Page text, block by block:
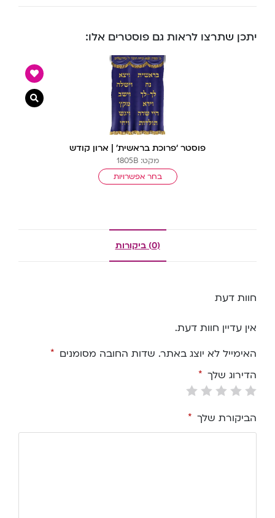
יתכן שתרצו לראות גם פוסטרים אלו:
פוסטר ‘פרוכת בראשית’ | ארון קודש
מקט: 1805B
בחר אפשרויות
צפייה
(0) ביקורות
חוות דעת
אין עדיין חוות דעת.
האימייל לא יוצג באתר. שדות החובה מסומנים *
הדירוג שלך *
הביקורת שלך *